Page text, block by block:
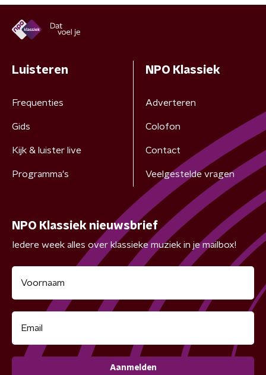
Luisteren
Frequenties
Gids
Kijk & luister live
Programma's
NPO Klassiek
Adverteren
Colofon
Contact
Veelgestelde vragen
NPO Klassiek nieuwsbrief
Iedere week alles over klassieke muziek in je mailbox!
Aanmelden